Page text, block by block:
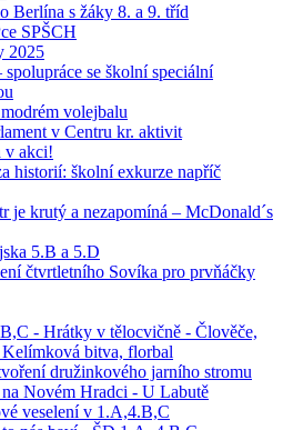
Berlína s žáky 8. a 9. tříd
SPŠCH
2025
spolupráce se školní speciální
volejbalu
v Centru kr. aktivit
v akci!
historií: školní exkurze napříč
je krutý a nezapomíná – McDonald´s
5.B a 5.D
čtvrtletního Sovíka pro prvňáčky
- Hrátky v tělocvičně - Člověče,
Kelímková bitva, florbal
družinkového jarního stromu
Novém Hradci - U Labutě
veselení v 1.A,4.B,C